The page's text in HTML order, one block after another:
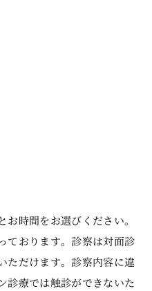
時間をお選びください。
ております。診察は対面診
ただけます。診察内容に違
診療では触診ができないた